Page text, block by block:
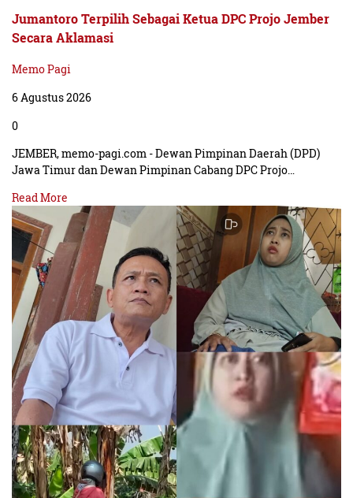
Jumantoro Terpilih Sebagai Ketua DPC Projo Jember
Secara Aklamasi
Memo Pagi
6 Agustus 2026
0
JEMBER, memo-pagi.com - Dewan Pimpinan Daerah (DPD)
Jawa Timur dan Dewan Pimpinan Cabang DPC Projo…
Read More